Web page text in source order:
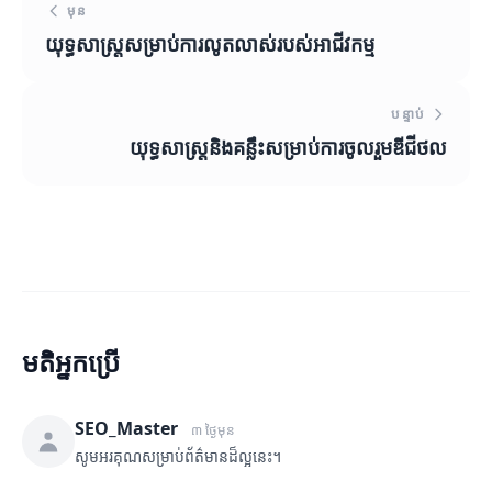
មុន
យុទ្ធសាស្ត្រសម្រាប់ការលូតលាស់របស់អាជីវកម្ម
បន្ទាប់
យុទ្ធសាស្ត្រនិងគន្លឹះសម្រាប់ការចូលរួមឌីជីថល
មតិអ្នកប្រើ
SEO_Master ៣ ថ្ងៃមុន
សូមអរគុណសម្រាប់ព័ត៌មានដ៏ល្អនេះ។